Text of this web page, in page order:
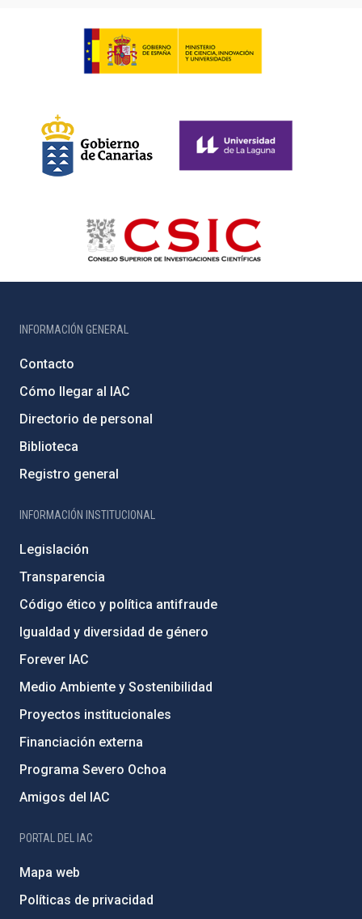
INFORMACIÓN GENERAL
Contacto
Cómo llegar al IAC
Directorio de personal
Biblioteca
Registro general
INFORMACIÓN INSTITUCIONAL
Legislación
Transparencia
Código ético y política antifraude
Igualdad y diversidad de género
Forever IAC
Medio Ambiente y Sostenibilidad
Proyectos institucionales
Financiación externa
Programa Severo Ochoa
Amigos del IAC
PORTAL DEL IAC
Mapa web
Políticas de privacidad